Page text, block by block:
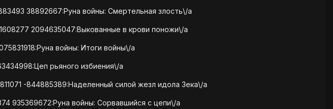
38892667:Руна войны: Смертельная злость\/a
2094635047:Выкованные в крови поножи\/a
войны: Итоги войны\/a
рьяного избиения\/a
-844885389:Наделенный силой жезл идола Зека\/a
935369672:Руна войны: Сорвавшийся с цепи\/a